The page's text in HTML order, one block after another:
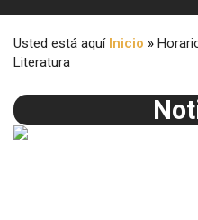
Usted está aquí Inicio »
Literatura